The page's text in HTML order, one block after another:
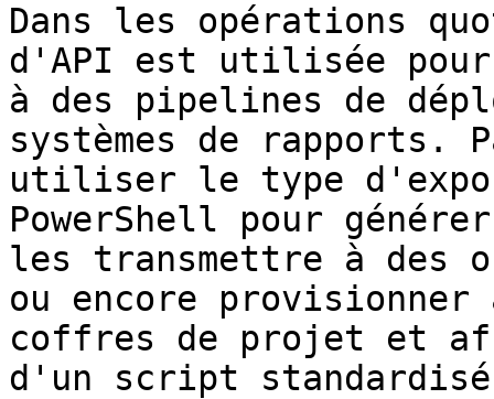
Dans les opérations
d'API est utilisée pour
à des pipelines de
systèmes de rapports.
utiliser le type
PowerShell pour
les transmettre à des
ou encore provisionner
coffres de projet et
d'un script